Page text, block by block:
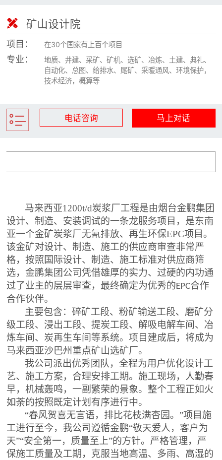
 矿山设计院
项目： 在30个国家有上百个项目
专业：
地质、井建、采矿、矿机、选矿、冶炼、土建、典礼、
自动化、总图、给排水、尾矿、采暖通风、环境保护，
技术经济，概算等
电话咨询 马上对话
马来西亚1200t/d炭浆厂工程是由烟台金鹏集团
设计、制造、安装调试的一条龙服务项目，是东南
亚一个金矿炭浆厂无氰排放、再生环保EPC项目。
该金矿对设计、制造、施工的供应商审查非常严
格，按照国际设计、制造、施工标准对供应商筛
选，金鹏集团公司凭借雄厚的实力、过硬的内功通
过了业主的层层审查，最终确定为优秀的 EPC合作
合作伙伴。
主要包含：碎矿工段、粉矿输送工段、磨矿分
级工段、浸出工段、提炭工段、解吸电解车间、冶
炼车间、炭再生车间等系统。项目建成后，将成为
马来西亚沙巴州重点矿山选矿厂。
我公司派出优秀团队，全程为用户优化设计工
艺、施工方案，合理安排工期。施工现场，人勤春
早，机械轰鸣，一副繁荣的景象。整个工程正如火
如荼的按照既定计划有序进行中。
“春风贺喜无言语，排比花枝满杏园。”项目施
工进行至今，我公司遵循金鹏“敬天爱人，客户为
天”“安全第一，质量至上”的方针。严格管理，严
保施工质量及工期，克服当地高温、多雨、高湿的
 联系我们